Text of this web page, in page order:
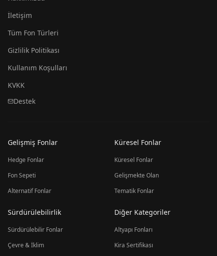
İletişim
Tüm Fon Türleri
Gizlilik Politikası
Kullanım Koşulları
KVKK
Destek
Gelişmiş Fonlar
Hedge Fonlar
Fon Sepeti
Alternatif Fonlar
Küresel Fonlar
Küresel Fonlar
Gelişmekte Olan
Tematik Fonlar
Sürdürülebilirlik
Sürdürülebilir Fonlar
Çevre & İklim
Diğer Kategoriler
Altyapı Fonları
Kira Sertifikası